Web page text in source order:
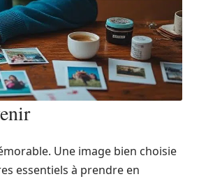
Une image bien choisie
essentiels à prendre en